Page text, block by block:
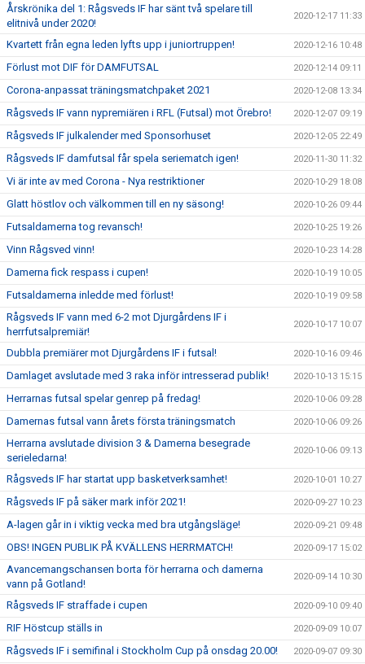
Årskrönika del 1: Rågsveds IF har sänt två spelare till
elitnivå under 2020!
2020-12-17 11:33
Kvartett från egna leden lyfts upp i juniortruppen! 2020-12-16 10:48
Förlust mot DIF för DAMFUTSAL 2020-12-14 09:11
Corona-anpassat träningsmatchpaket 2021 2020-12-08 13:34
Rågsveds IF vann nypremiären i RFL (Futsal) mot Örebro! 2020-12-07 09:19
Rågsveds IF julkalender med Sponsorhuset 2020-12-05 22:49
Rågsveds IF damfutsal får spela seriematch igen! 2020-11-30 11:32
Vi är inte av med Corona - Nya restriktioner 2020-10-29 18:08
Glatt höstlov och välkommen till en ny säsong! 2020-10-26 09:44
Futsaldamerna tog revansch! 2020-10-25 19:26
Vinn Rågsved vinn! 2020-10-23 14:28
Damerna fick respass i cupen! 2020-10-19 10:05
Futsaldamerna inledde med förlust! 2020-10-19 09:58
Rågsveds IF vann med 6-2 mot Djurgårdens IF i
herrfutsalpremiär!
2020-10-17 10:07
Dubbla premiärer mot Djurgårdens IF i futsal! 2020-10-16 09:46
Damlaget avslutade med 3 raka inför intresserad publik! 2020-10-13 15:15
Herrarnas futsal spelar genrep på fredag! 2020-10-06 09:28
Damernas futsal vann årets första träningsmatch 2020-10-06 09:26
Herrarna avslutade division 3 & Damerna besegrade
serieledarna!
2020-10-06 09:13
Rågsveds IF har startat upp basketverksamhet! 2020-10-01 10:27
Rågsveds IF på säker mark inför 2021! 2020-09-27 10:23
A-lagen går in i viktig vecka med bra utgångsläge! 2020-09-21 09:48
OBS! INGEN PUBLIK PÅ KVÄLLENS HERRMATCH! 2020-09-17 15:02
Avancemangschansen borta för herrarna och damerna
vann på Gotland!
2020-09-14 10:30
Rågsveds IF straffade i cupen 2020-09-10 09:40
RIF Höstcup ställs in 2020-09-09 10:07
Rågsveds IF i semifinal i Stockholm Cup på onsdag 20.00! 2020-09-07 09:30